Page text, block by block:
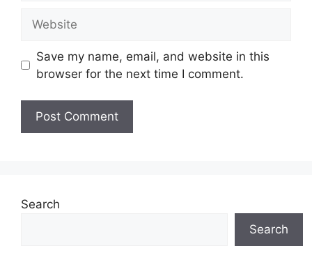
Save my name, email, and website in this
browser for the next time I comment.
Search
Search